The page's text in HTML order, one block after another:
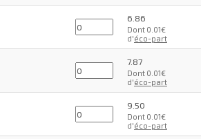
6.86
Dont 0.01€
d'éco-part
7.87
Dont 0.01€
d'éco-part
9.50
Dont 0.01€
d'éco-part